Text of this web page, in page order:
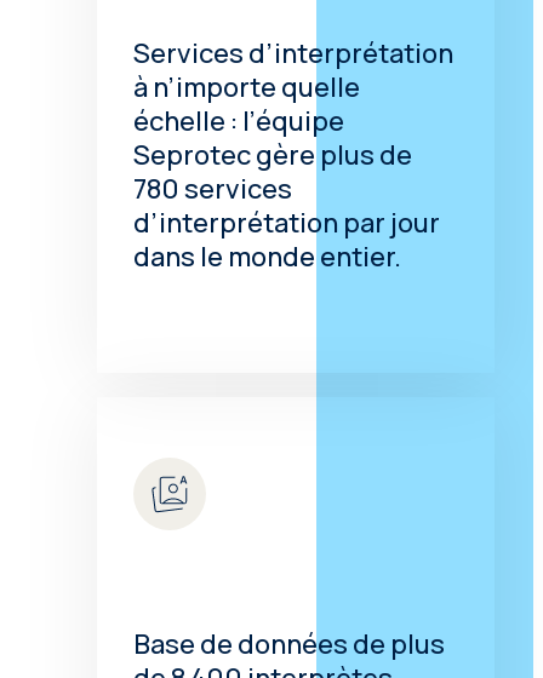
Services d’interprétation
à n’importe quelle
échelle : l’équipe
Seprotec gère plus de
780 services
d’interprétation par jour
dans le monde entier.
Base de données de plus